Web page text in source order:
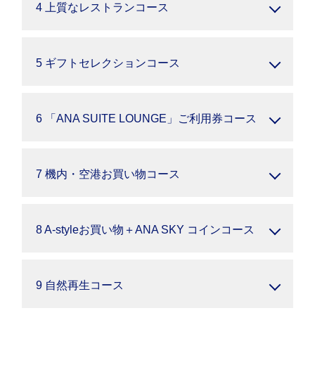
4 上質なレストランコース
5 ギフトセレクションコース
6 「ANA SUITE LOUNGE」ご利用券コース
7 機内・空港お買い物コース
8 A-styleお買い物＋ANA SKY コインコース
9 自然再生コース